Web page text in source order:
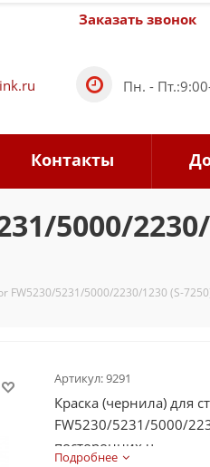
Заказать звонок
Пн. -
Контакты
5000/
FW5230/5231/5000/2230/1230 (S-
Артикул:9291
Краска (чернила) для
FW5230/5231/5000/
посторонних ч...
Подробнее